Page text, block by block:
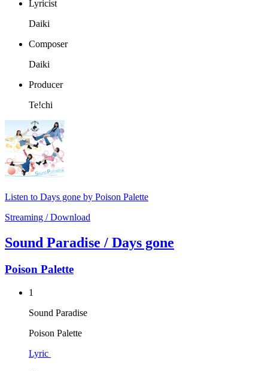
Lyricist
Daiki
Composer
Daiki
Producer
Te!chi
Listen to Days gone by Poison Palette
Streaming / Download
Sound Paradise / Days gone
Poison Palette
1
Sound Paradise
Poison Palette
Lyric